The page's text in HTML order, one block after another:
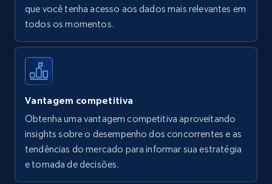
Walmart - products
Specifications, Image urls, Top reviews, and
more.
5.6K+ 875+
Walmart - products - Find new products by
using specific category URL
que você tenha acesso aos dados mais relevantes em
todos os momentos.
Vantagem competitiva
Obtenha uma vantagem competitiva aproveitando
insights sobre o desempenho dos concorrentes e as
tendências do mercado para informar sua estratégia
e tomada de decisões.